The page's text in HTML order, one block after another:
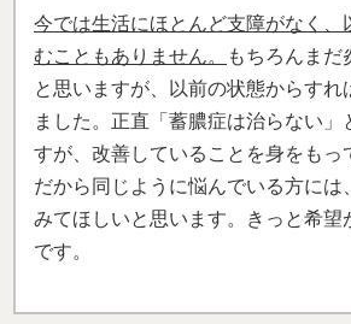
今では生活にほとんど支障がなく、
むこともありません。
もちろんまだ
と思いますが、以前の状態からすれ
ました。正直「蓄膿症は治らない」
すが、改善していることを身をもっ
だから同じように悩んでいる方には
みてほしいと思います。きっと希望
です。